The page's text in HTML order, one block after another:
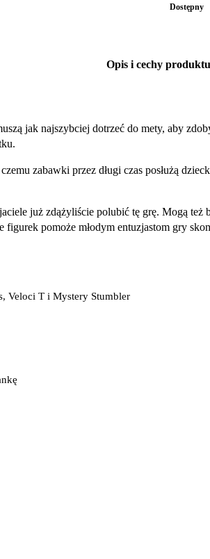
Dostępny
Opis i cechy produktu
jak najszybciej dotrzeć do mety, aby
zabawki przez długi czas posłużą
już zdążyliście polubić tę grę. Mogą
pomoże młodym entuzjastom gry
Veloci T i Mystery Stumbler